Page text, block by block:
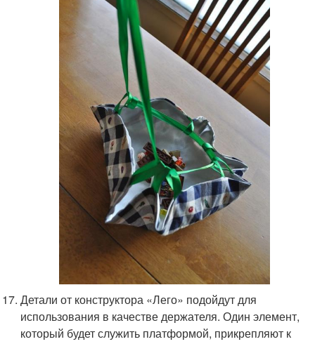
Детали от конструктора «Лего» подойдут для
использования в качестве держателя. Один элемент,
который будет служить платформой, прикрепляют к